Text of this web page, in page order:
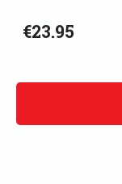
€23.95